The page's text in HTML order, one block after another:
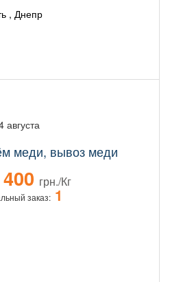
, Днепр
августа
меди, вывоз меди
400 грн./Кг
заказ: 1